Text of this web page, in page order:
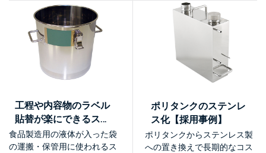
工程や内容物のラベル
貼替が楽にできるステ
ンレス容器【採用事
例】
食品製造用の液体が入った袋
の運搬・保管用に使われるス
ポリタンクのステンレ
ス化【採用事例】
ポリタンクからステンレス製
への置き換えで長期的なコス